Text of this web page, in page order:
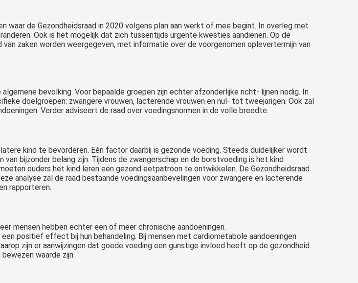
waar de Gezondheidsraad in 2020 volgens plan aan werkt of mee begint. In overleg met
Ook is het mogelijk dat zich tussentijds urgente kwesties aandienen. Op de
zaken worden weergegeven, met informatie over de voorgenomen oplevertermijn van
bevolking. Voor bepaalde groepen zijn echter afzonderlijke richt- lijnen nodig. In
doelgroepen: zwangere vrouwen, lacterende vrouwen en nul- tot tweejarigen. Ook zal
Verder adviseert de raad over voedingsnormen in de volle breedte.
kind te bevorderen. Eén factor daarbij is gezonde voeding. Steeds duidelijker wordt
bijzonder belang zijn. Tijdens de zwangerschap en de borstvoeding is het kind
ouders het kind leren een gezond eetpatroon te ontwikkelen. De Gezondheidsraad
analyse zal de raad bestaande voedingsaanbevelingen voor zwangere en lacterende
rapporteren.
mensen hebben echter een of meer chronische aandoeningen.
positief effect bij hun behandeling. Bij mensen met cardiometabole aandoeningen
zijn er aanwijzingen dat goede voeding een gunstige invloed heeft op de gezondheid.
waarde zijn.